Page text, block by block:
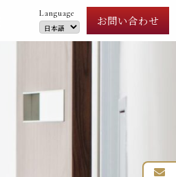
お問い合わせ
Language